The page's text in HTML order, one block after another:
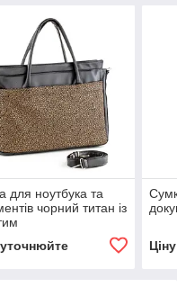
для ноутбука та
чорний титан із
уточнюйте